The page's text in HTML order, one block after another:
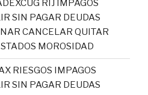
RIJ IMPAGOS
SIN PAGAR DEUDAS
CANCELAR QUITAR
MOROSIDAD
RIESGOS IMPAGOS
SIN PAGAR DEUDAS